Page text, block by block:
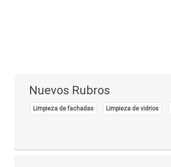
Nuevos Rubros
Limpieza de fachadas Limpieza de vidrios